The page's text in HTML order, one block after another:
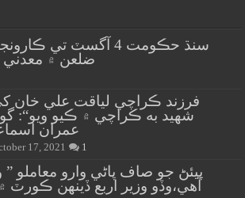
سنڌ حڪومت 4 آگسٽ تي
ضلعن ۾ معدني
شهيد به ڪراچي ۾ ڪيو ويو“:
عمران
17, 2021 1
پيئڻ جو صاف پاڻي وارو معاملو ”
آهي،وڏو وزير اربع ڏينهن